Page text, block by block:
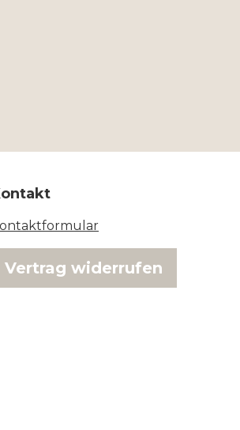
Vertrag widerrufen